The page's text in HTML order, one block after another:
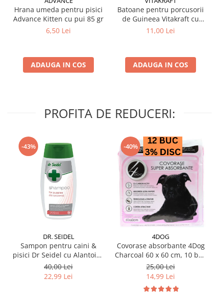
Hrana umeda pentru pisici
Advance Kitten cu pui 85 gr
6,50 Lei
ADAUGA IN COS
Batoane pentru porcusorii
de Guineea Vitakraft cu
struguri & nuci 2 buc
11,00 Lei
ADAUGA IN COS
PROFITA DE REDUCERI:
-43%
DR. SEIDEL
Sampon pentru caini &
pisici Dr Seidel cu Alantoina
220 ml
40,00 Lei
22,99 Lei
-40%
4DOG
Covorase absorbante 4Dog
Charcoal 60 x 60 cm, 10 buc
/ pachet
25,00 Lei
14,99 Lei